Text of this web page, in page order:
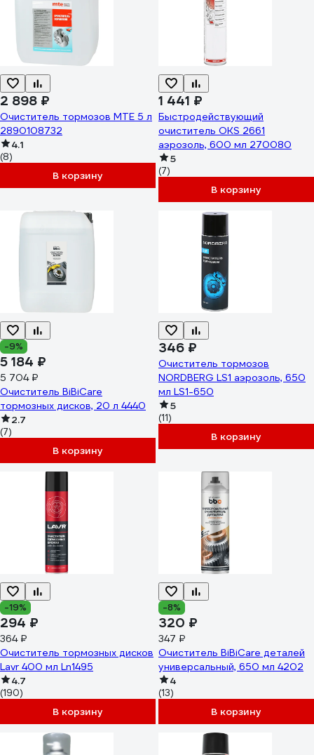
2 898 ₽
Очиститель тормозов MTE 5 л
2890108732
4.1
(8)
В корзину
1 441 ₽
Быстродействующий
очиститель OKS 2661
аэрозоль, 600 мл 270080
5
(7)
В корзину
-9%
5 184 ₽
5 704 ₽
Очиститель BiBiCare
тормозных дисков, 20 л 4440
2.7
(7)
В корзину
346 ₽
Очиститель тормозов
NORDBERG LS1 аэрозоль, 650
мл LS1-650
5
(11)
В корзину
-19%
294 ₽
364 ₽
Очиститель тормозных дисков
Lavr 400 мл Ln1495
4.7
(190)
В корзину
-8%
320 ₽
347 ₽
Очиститель BiBiCare деталей
универсальный, 650 мл 4202
4
(13)
В корзину